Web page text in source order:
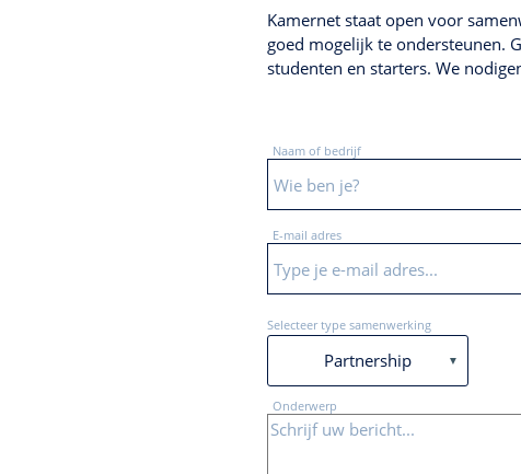
Kamernet staat open voor
goed mogelijk te ondersteunen.
studenten en starters. We
Naam of bedrijf
E-mail adres
Selecteer type samenwerking
▼
Onderwerp